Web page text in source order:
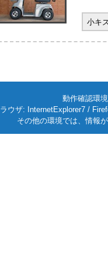
小キ
動作確認環
ウザ: InternetExplorer7 /
その他の環境では、情報